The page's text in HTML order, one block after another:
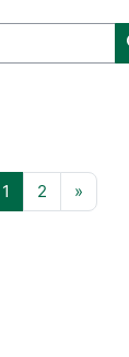
1 Página 1
2 Página 2
»